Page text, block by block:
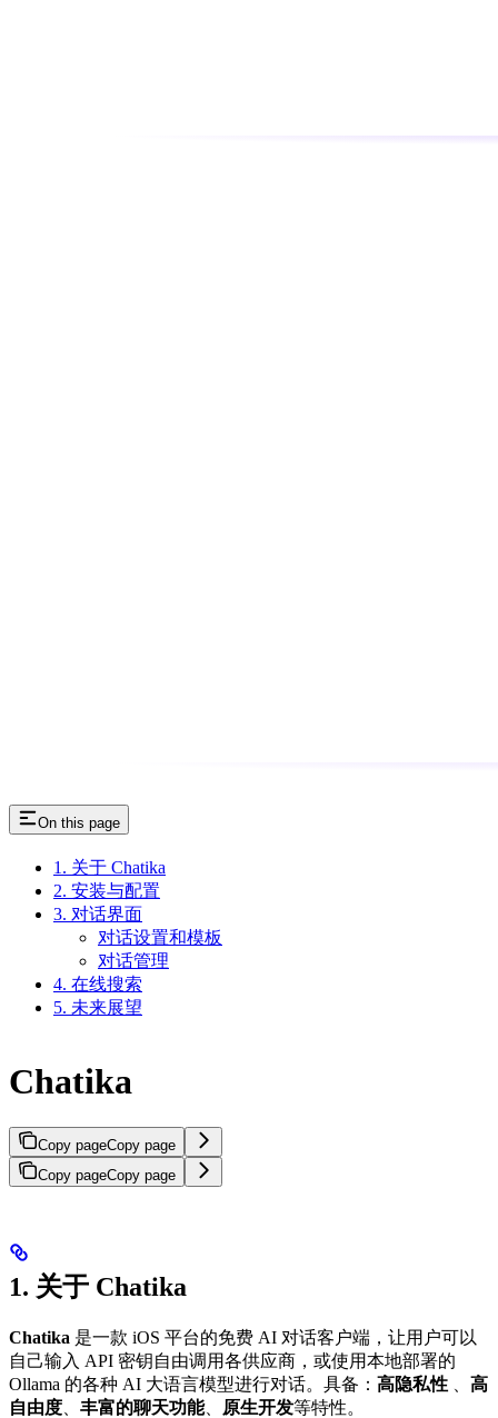
On this page
1. 关于 Chatika
2. 安装与配置
3. 对话界面
对话设置和模板
对话管理
4. 在线搜索
5. 未来展望
Chatika
Copy pageCopy page
Copy pageCopy page
1. 关于 Chatika
Chatika 是一款 iOS 平台的免费 AI 对话客户端，让用户可以
自己输入 API 密钥自由调用各供应商，或使用本地部署的
Ollama 的各种 AI 大语言模型进行对话。具备： 高隐私性
高
自由度
丰富的聊天功能、 原生开发等特性。